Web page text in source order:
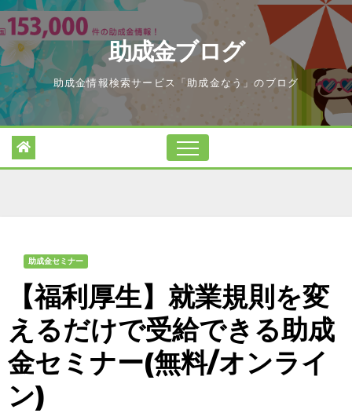
Skip
to
content
助成金ブログ
助成金情報検索サービス「助成金なう」のブログ
助成金セミナー
【福利厚生】就業規則を変
えるだけで受給できる助成
金セミナー(無料/オンライ
ン)